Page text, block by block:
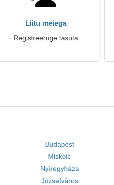
Liitu meiega
Registreeruge tasuta
Budapest
Miskolc
Nyíregyháza
Józsefváros